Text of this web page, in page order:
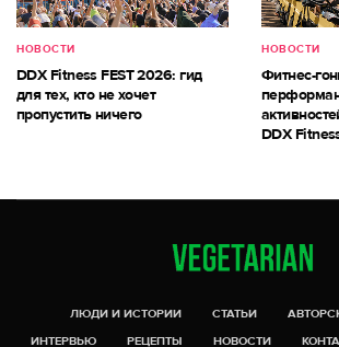
НОВОСТИ
DDX Fitness FEST 2026: гид
для тех, кто не хочет
пропустить ничего
НОВОСТИ
Фитнес-
DDX
ЛЮДИ И ИСТОРИИ СТАТЬИ
ИНТЕРВЬЮ
РЕЦЕПТЫ НОВОСТИ